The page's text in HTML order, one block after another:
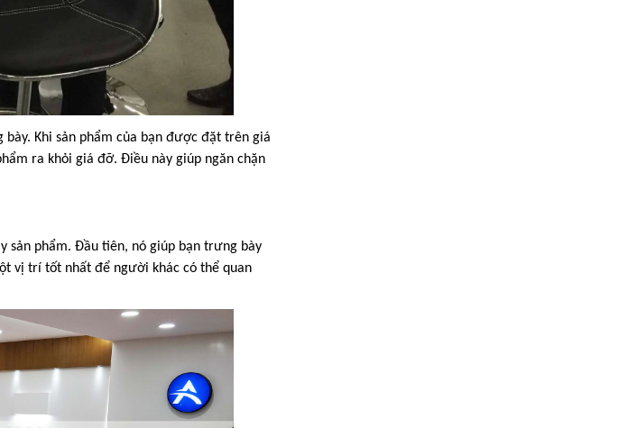
Khi sản phẩm của bạn được đặt trên giá
ra khỏi giá đỡ. Điều này giúp ngăn chặn
sản phẩm. Đầu tiên, nó giúp bạn trưng bày
vị trí tốt nhất để người khác có thể quan